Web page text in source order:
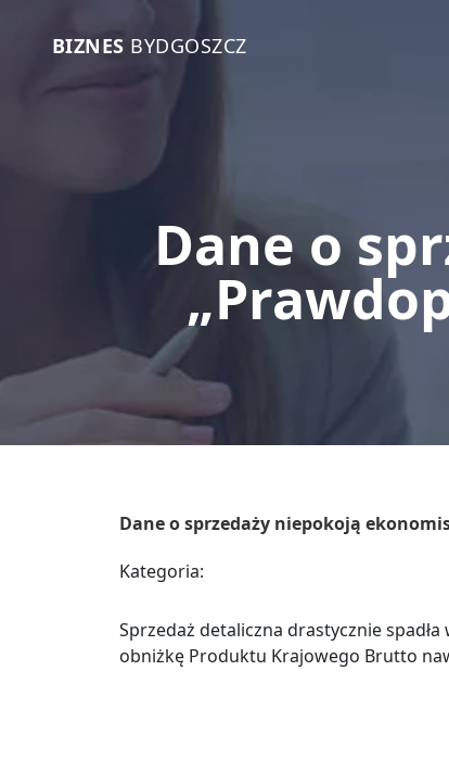
BIZNES BYDGOSZCZ
Dane o
Dane o sprzedaży niepokoją
Kategoria:
Sprzedaż detaliczna drastycznie
obniżkę Produktu Krajowego Brutto